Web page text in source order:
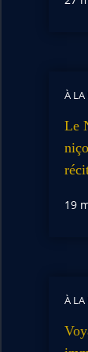
À LA
Le
19
À LA